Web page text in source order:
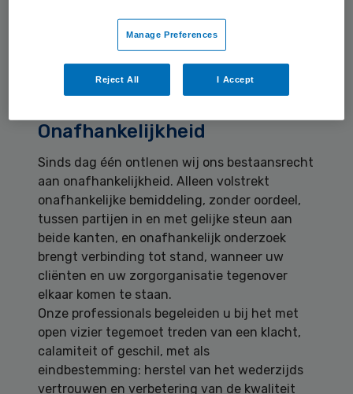
geschillen zorgvuldig, onafhankelijk en
professioneel aanpakt. Quasir ondersteunt u
hierbij, waarbij u voldoet aan de wetgeving
(Wkkgz, WMO, WZD, Jeugdzorg).
Onafhankelijkheid
Sinds dag één ontlenen wij ons bestaansrecht
aan onafhankelijkheid. Alleen volstrekt
onafhankelijke bemiddeling, zonder oordeel,
tussen partijen in en met gelijke steun aan
beide kanten, en onafhankelijk onderzoek
brengt verbinding tot stand, wanneer uw
cliënten en uw zorgorganisatie tegenover
elkaar komen te staan.
Onze professionals begeleiden u bij het met
open vizier tegemoet treden van een klacht,
calamiteit of geschil, met als
eindbestemming: herstel van het wederzijds
vertrouwen en verbetering van de kwaliteit
Manage Preferences
Reject All I Accept